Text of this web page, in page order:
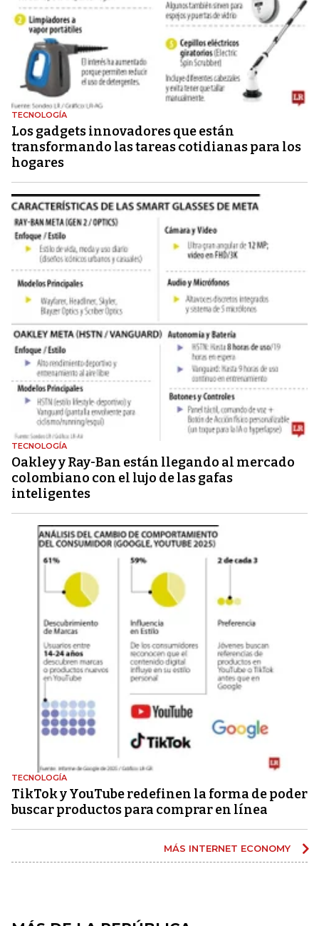
TECNOLOGÍA
Los gadgets innovadores que están
transformando las tareas cotidianas para los
hogares
TECNOLOGÍA
Oakley y Ray-Ban están llegando al mercado
colombiano con el lujo de las gafas
inteligentes
TECNOLOGÍA
TikTok y YouTube redefinen la forma de poder
buscar productos para comprar en línea
MÁS INTERNET ECONOMY